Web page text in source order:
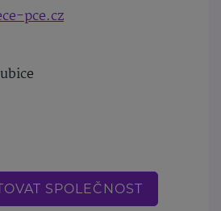
pce.cz
SPOLEČNOST